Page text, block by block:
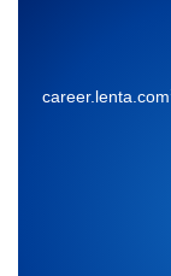
career.lenta.com